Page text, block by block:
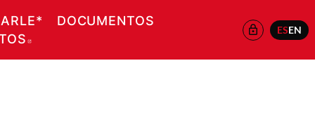
DOCUMENTOS
ESEN